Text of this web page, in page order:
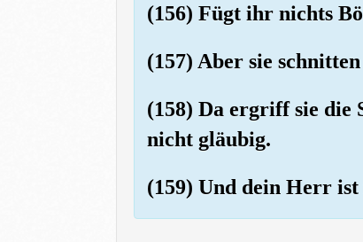
(156) Fügt ihr nichts
(157) Aber sie
(158) Da ergriff sie die
nicht gläubig.
(159) Und dein Herr